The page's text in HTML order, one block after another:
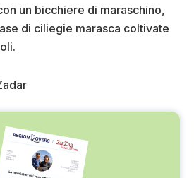
un bicchiere di maraschino,
di ciliegie marasca coltivate